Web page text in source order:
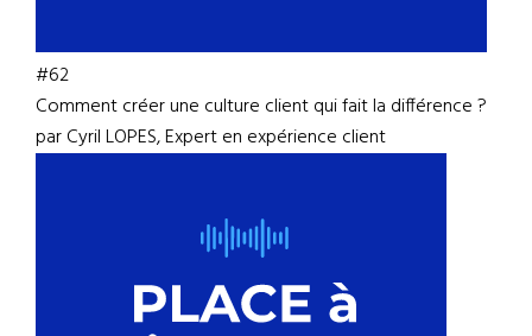
#62
Comment créer une culture client qui fait la différence ?
par Cyril LOPES, Expert en expérience client